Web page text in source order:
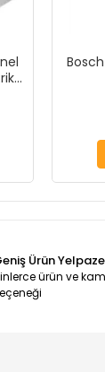
Ürün
ürün ve